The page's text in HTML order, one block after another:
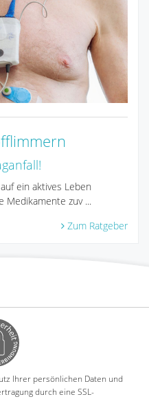
ein aktives Leben
Medikamente zuv ...
Zum Ratgeber
Ihrer persönlichen Daten und
durch eine SSL-